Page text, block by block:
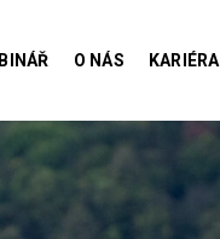
O NÁS KARIÉRA